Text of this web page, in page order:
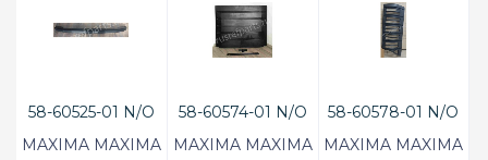
58-60525-01 N/O
MAXIMA MAXIMA
58-60574-01 N/O
MAXIMA MAXIMA
58-60578-01 N/O
MAXIMA MAXIMA